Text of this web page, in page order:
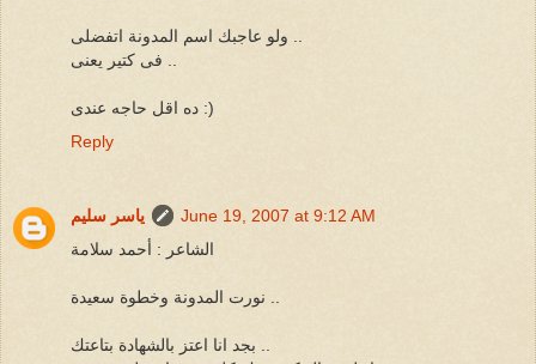
ولو عاجبك اسم المدونة اتفضلى ..
فى كتير يعنى ..
ده اقل حاجه عندى :)
Reply
ياسر سليم
June 19, 2007 at 9:12 AM
الشاعر : أحمد سلامة
نورت المدونة وخطوة سعيدة ..
بجد انا اعتز بالشهادة بتاعتك ..